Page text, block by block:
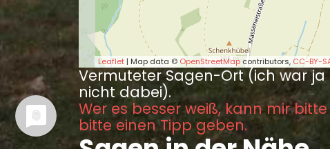
Leaflet | Map data © OpenStreetMap contributors, CC-BY-
Vermuteter Sagen-Ort (ich war ja
nicht dabei).
Wer es besser weiß, kann mir bitte
bitte einen Tipp geben.